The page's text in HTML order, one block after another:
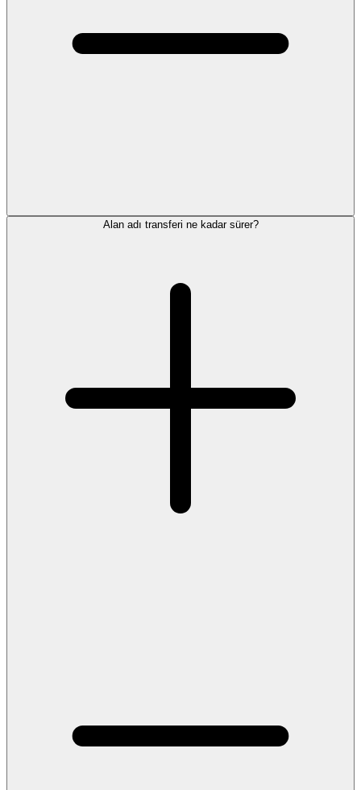
Alan adı transferi ne kadar sürer?